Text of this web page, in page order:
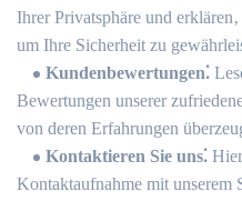
Ihrer Privatsphäre und
um Ihre Sicherheit zu
Kundenbewertungen⁚
Bewertungen unserer
von deren Erfahrungen
Kontaktieren Sie uns⁚
Kontaktaufnahme mit unserem